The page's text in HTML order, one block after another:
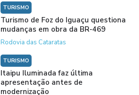
TURISMO
Turismo de Foz do Iguaçu questiona
mudanças em obra da BR-469
Rodovia das Cataratas
TURISMO
Itaipu Iluminada faz última
apresentação antes de
modernização